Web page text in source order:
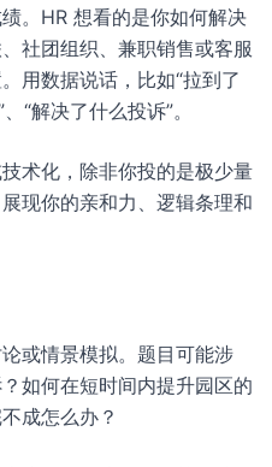
。HR 想看的是你如何解决
社团组织、兼职销售或客服
用数据说话，比如“拉到了
“解决了什么投诉”。
术化，除非你投的是极少量
现你的亲和力、逻辑条理和
或情景模拟。题目可能涉
如何在短时间内提升园区的
成怎么办？